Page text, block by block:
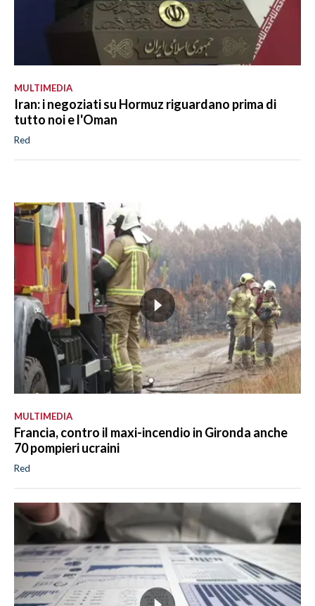
MULTIMEDIA
Iran: i negoziati su Hormuz riguardano prima di
tutto noi e l'Oman
Red
MULTIMEDIA
Francia, contro il maxi-incendio in Gironda anche
70 pompieri ucraini
Red